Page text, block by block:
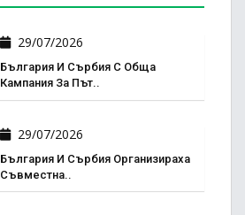
29/07/2026
България И Сърбия С Обща
Кампания За Път..
29/07/2026
България И Сърбия Организираха
Съвместна..